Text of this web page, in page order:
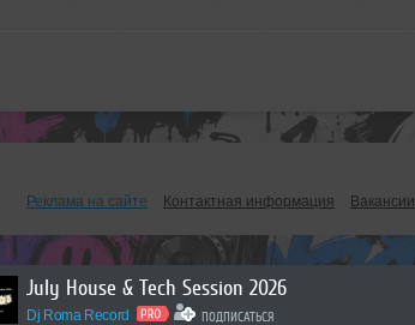
July House & Tech Session 2026
Dj Roma Record ПОДПИСАТЬСЯ
Реклама на сайте Контактная информация Вакансии